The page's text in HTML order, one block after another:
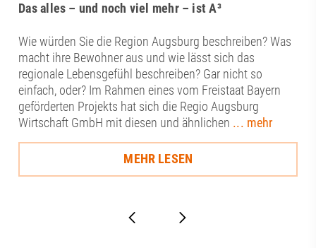
Das alles – und noch viel mehr – ist A³
Wie würden Sie die Region Augsburg beschreiben? Was
macht ihre Bewohner aus und wie lässt sich das
regionale Lebensgefühl beschreiben? Gar nicht so
einfach, oder? Im Rahmen eines vom Freistaat Bayern
geförderten Projekts hat sich die Regio Augsburg
Wirtschaft GmbH mit diesen und ähnlichen ... mehr
MEHR LESEN